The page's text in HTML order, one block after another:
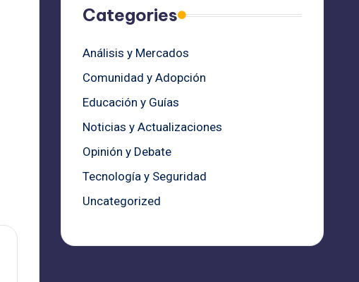
Categories
Análisis y Mercados
Comunidad y Adopción
Educación y Guías
Noticias y Actualizaciones
Opinión y Debate
Tecnología y Seguridad
Uncategorized